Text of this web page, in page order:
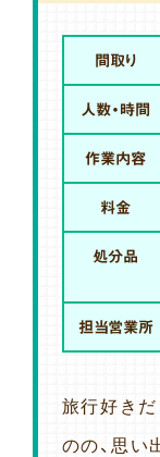
間取り
人数・時間
作業内容
料金
処分品
担当営業所
旅行好き
のの、思い